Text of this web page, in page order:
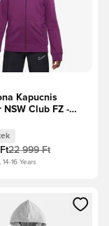
Kapucnis
NSW Club FZ -
22 999 Ft
14-16 Years
vagy a tagként
egy modált a